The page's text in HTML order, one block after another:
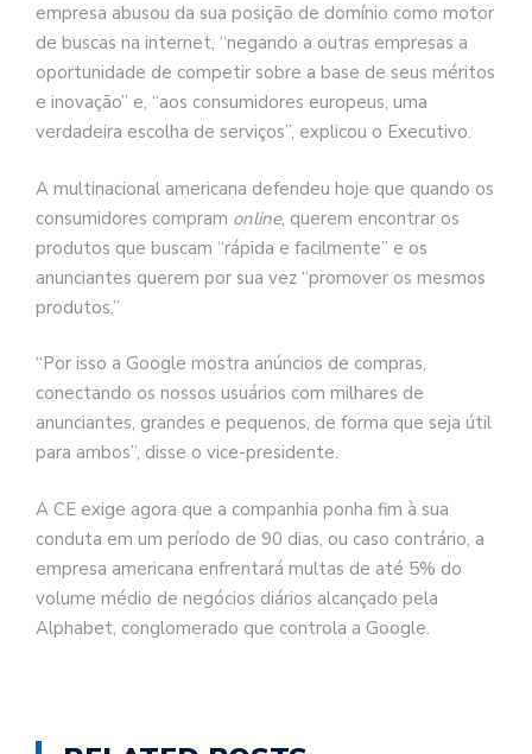
empresa abusou da sua posição de domínio como motor
de buscas na internet, “negando a outras empresas a
oportunidade de competir sobre a base de seus méritos
e inovação” e, “aos consumidores europeus, uma
verdadeira escolha de serviços”, explicou o Executivo.
A multinacional americana defendeu hoje que quando os
consumidores compram online, querem encontrar os
produtos que buscam “rápida e facilmente” e os
anunciantes querem por sua vez “promover os mesmos
produtos.”
“Por isso a Google mostra anúncios de compras,
conectando os nossos usuários com milhares de
anunciantes, grandes e pequenos, de forma que seja útil
para ambos”, disse o vice-presidente.
A CE exige agora que a companhia ponha fim à sua
conduta em um período de 90 dias, ou caso contrário, a
empresa americana enfrentará multas de até 5% do
volume médio de negócios diários alcançado pela
Alphabet, conglomerado que controla a Google.